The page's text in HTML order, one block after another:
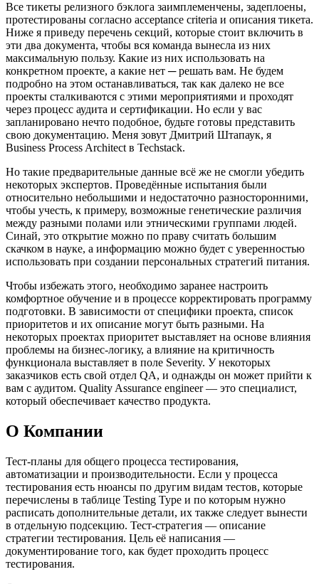
Все тикеты релизного бэклога заимплеменчены, задеплоены,
протестированы согласно acceptance criteria и описания тикета.
Ниже я приведу перечень секций, которые стоит включить в
эти два документа, чтобы вся команда вынесла из них
максимальную пользу. Какие из них использовать на
конкретном проекте, а какие нет ─ решать вам. Не будем
подробно на этом останавливаться, так как далеко не все
проекты сталкиваются с этими мероприятиями и проходят
через процесс аудита и сертификации. Но если у вас
запланировано нечто подобное, будьте готовы представить
свою документацию. Меня зовут Дмитрий Штапаук, я
Business Process Architect в Techstack.
Но такие предварительные данные всё же не смогли убедить
некоторых экспертов. Проведённые испытания были
относительно небольшими и недостаточно разносторонними,
чтобы учесть, к примеру, возможные генетические различия
между разными полами или этническими группами людей.
Синай, это открытие можно по праву считать большим
скачком в науке, а информацию можно будет с уверенностью
использовать при создании персональных стратегий питания.
Чтобы избежать этого, необходимо заранее настроить
комфортное обучение и в процессе корректировать программу
подготовки. В зависимости от специфики проекта, список
приоритетов и их описание могут быть разными. На
некоторых проектах приоритет выставляет на основе влияния
проблемы на бизнес-логику, а влияние на критичность
функционала выставляет в поле Severity. У некоторых
заказчиков есть свой отдел QA, и однажды он может прийти к
вам с аудитом. Quality Assurance engineer — это специалист,
который обеспечивает качество продукта.
О Компании
Тест-планы для общего процесса тестирования,
автоматизации и производительности. Если у процесса
тестирования есть нюансы по другим видам тестов, которые
перечислены в таблице Testing Type и по которым нужно
расписать дополнительные детали, их также следует вынести
в отдельную подсекцию. Тест-стратегия — описание
стратегии тестирования. Цель её написания —
документирование того, как будет проходить процесс
тестирования.